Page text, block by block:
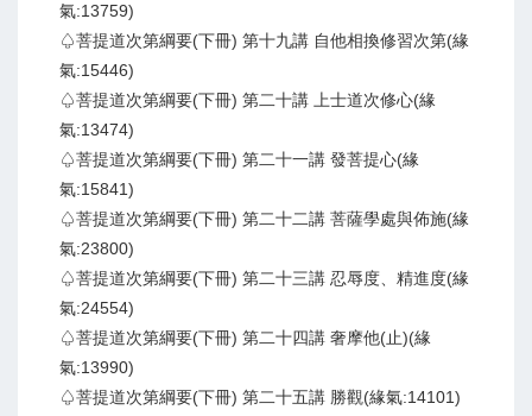
氣:13759)
♤菩提道次第綱要(下冊) 第十九講 自他相換修習次第(緣
氣:15446)
♤菩提道次第綱要(下冊) 第二十講 上士道次修心(緣
氣:13474)
♤菩提道次第綱要(下冊) 第二十一講 發菩提心(緣
氣:15841)
♤菩提道次第綱要(下冊) 第二十二講 菩薩學處與佈施(緣
氣:23800)
♤菩提道次第綱要(下冊) 第二十三講 忍辱度、精進度(緣
氣:24554)
♤菩提道次第綱要(下冊) 第二十四講 奢摩他(止)(緣
氣:13990)
♤菩提道次第綱要(下冊) 第二十五講 勝觀(緣氣:14101)